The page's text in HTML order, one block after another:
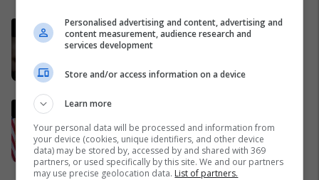
Lideri i Iranit thyen heshtjen,
lëshon një deklaratë të rrallë
06/04/2026
SHBA-ja do të largohet nga
NATO dhe do ta mbështet
Izraelin në një luftë të
mundshme me Turqinë në Siri
09/04/2026
Personalised advertising and content, advertising and
content measurement, audience research and
services development
Store and/or access information on a device
Learn more
Your personal data will be processed and information from
your device (cookies, unique identifiers, and other device
data) may be stored by, accessed by and shared with 369
partners, or used specifically by this site. We and our partners
may use precise geolocation data. List of partners.